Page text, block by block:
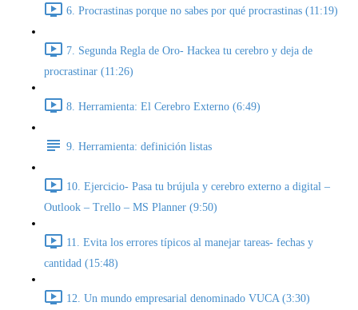
6. Procrastinas porque no sabes por qué procrastinas (11:19)
7. Segunda Regla de Oro- Hackea tu cerebro y deja de
procrastinar (11:26)
8. Herramienta: El Cerebro Externo (6:49)
9. Herramienta: definición listas
10. Ejercicio- Pasa tu brújula y cerebro externo a digital –
Outlook – Trello – MS Planner (9:50)
11. Evita los errores típicos al manejar tareas- fechas y
cantidad (15:48)
12. Un mundo empresarial denominado VUCA (3:30)